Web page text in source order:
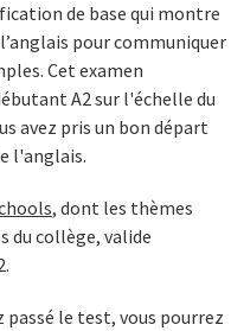
de base qui montre
pour communiquer
Cet examen
A2 sur l'échelle du
avez pris un bon départ
l'anglais.
, dont les thèmes
du collège, valide
passé le test, vous pourrez